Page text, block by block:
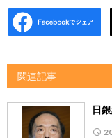
関連記事
日